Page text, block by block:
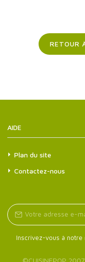
RETOUR
AIDE
Plan du site
Contactez-nous
Inscrivez-vous à
©CUISINEPOP